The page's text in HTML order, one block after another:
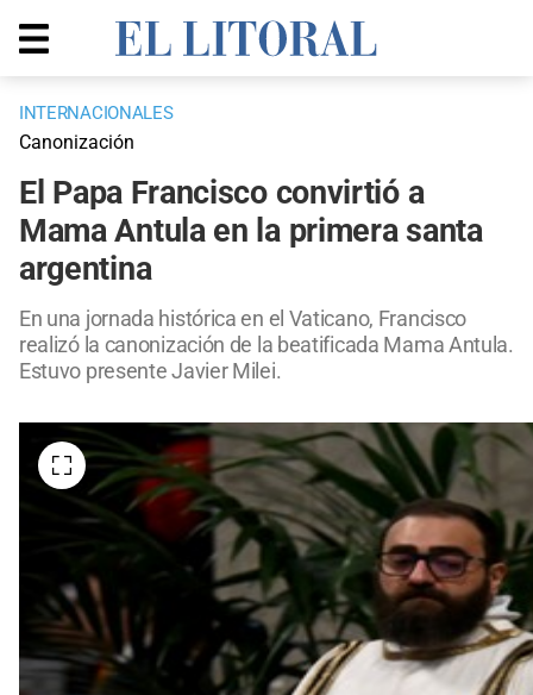
INTERNACIONALES
Canonización
El Papa Francisco convirtió a
Mama Antula en la primera santa
argentina
En una jornada histórica en el Vaticano, Francisco
realizó la canonización de la beatificada Mama Antula.
Estuvo presente Javier Milei.